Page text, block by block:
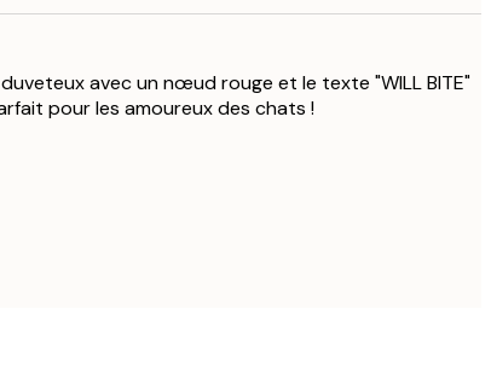
avec un nœud rouge et le texte "WILL BITE"
pour les amoureux des chats !